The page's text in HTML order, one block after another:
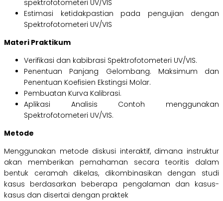
spektrofotometeri UV/VIS
Estimasi ketidakpastian pada pengujian dengan
Spektrofotometeri UV/VIS
Materi Praktikum
Verifikasi dan kabibrasi Spektrofotometeri UV/VIS.
Penentuan Panjang Gelombang. Maksimum dan
Penentuan Koefisien Ekstingsi Molar.
Pembuatan Kurva Kalibrasi.
Aplikasi Analisis Contoh menggunakan
Spektrofotometeri UV/VIS.
Metode
Menggunakan metode diskusi interaktif, dimana instruktur
akan memberikan pemahaman secara teoritis dalam
bentuk ceramah dikelas, dikombinasikan dengan studi
kasus berdasarkan beberapa pengalaman dan kasus-
kasus dan disertai dengan praktek